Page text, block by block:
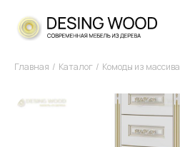
Главная Каталог Комоды из массива